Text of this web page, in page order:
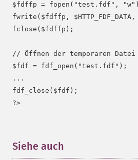
$fdffp = fopen("test.fdf",
fwrite($fdffp, $HTTP_FDF_DATA,
fclose($fdffp);
// Öffnen der temporären Datei
$fdf = fdf_open("test.fdf");
...
fdf_close($fdf);
Siehe auch